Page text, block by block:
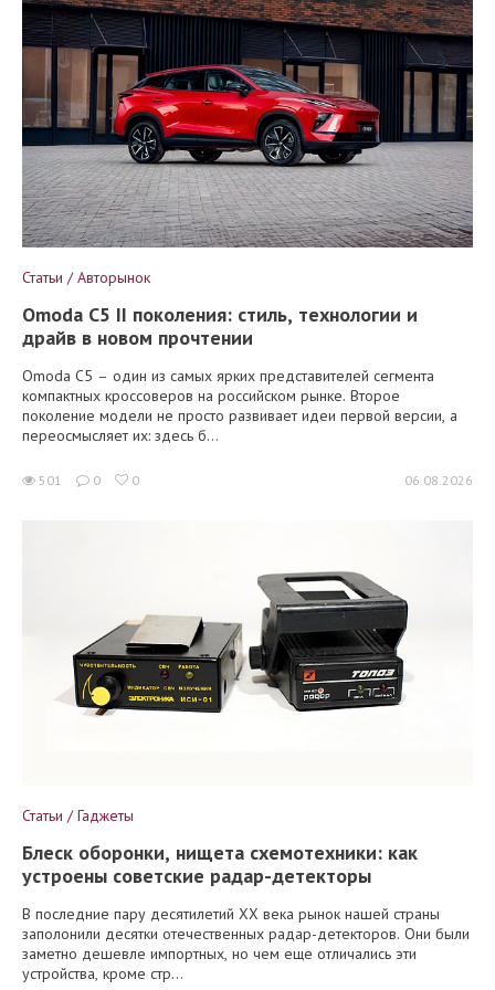
Статьи / Авторынок
Omoda C5 II поколения: стиль, технологии и
драйв в новом прочтении
Omoda C5 – один из самых ярких представителей сегмента
компактных кроссоверов на российском рынке. Второе
поколение модели не просто развивает идеи первой версии, а
переосмысляет их: здесь б...
501 0 0 06.08.2026
Статьи / Гаджеты
Блеск оборонки, нищета схемотехники: как
устроены советские радар-детекторы
В последние пару десятилетий XX века рынок нашей страны
заполонили десятки отечественных радар-детекторов. Они были
заметно дешевле импортных, но чем еще отличались эти
устройства, кроме стр...